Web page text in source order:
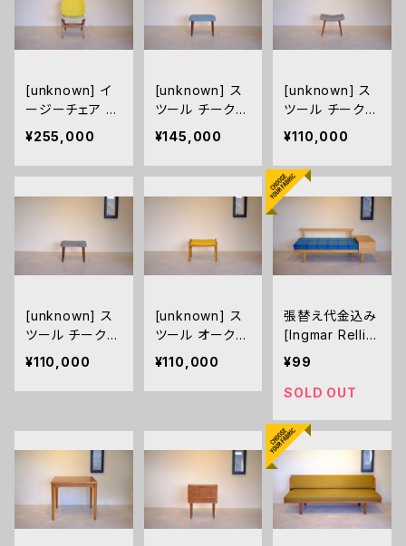
[unknown] イ
ージーチェア チ
ーク（張替え済
¥255,000
[unknown] ス
ツール チーク
（張替え済み）
¥145,000
[unknown] ス
ツール チーク
（張替え済み）
¥110,000
[unknown] ス
ツール チーク
（張替え済み）
¥110,000
[unknown] ス
ツール オーク
（張替え済み）
¥110,000
張替え代金込み
[Ingmar Rellin
g] Svane デイ
ーク
¥99
SOLD OUT